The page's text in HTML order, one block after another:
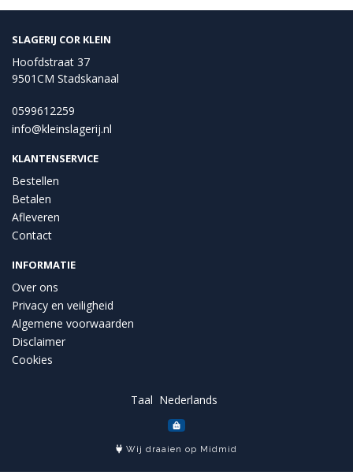
SLAGERIJ COR KLEIN
Hoofdstraat 37
9501CM Stadskanaal
0599612259
info@kleinslagerij.nl
KLANTENSERVICE
Bestellen
Betalen
Afleveren
Contact
INFORMATIE
Over ons
Privacy en veiligheid
Algemene voorwaarden
Disclaimer
Cookies
Taal
Wij draaien op Midmid